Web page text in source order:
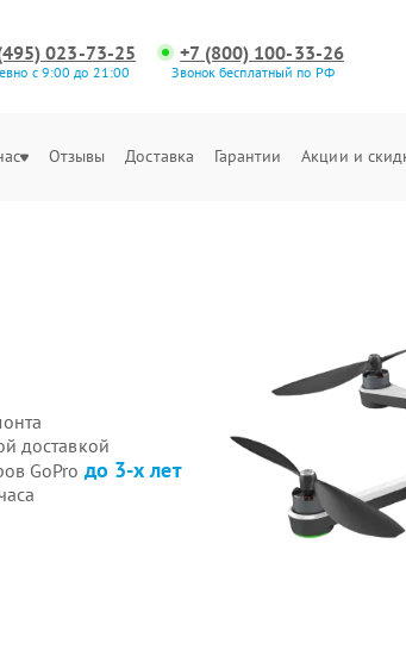
023-73-25
с 9:00 до 21:00
+7 (800) 100-33-26
Звонок бесплатный по РФ
Отзывы Доставка Гарантии Акции и
доставкой
GoPro до 3-х лет